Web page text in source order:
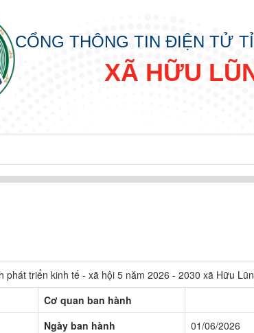
CỔNG THÔNG TIN ĐIỆN TỬ
XÃ HỮU
phát triển kinh tế - xã hội 5 năm 2026 - 2030 xã Hữu
Cơ quan ban hành
Ngày ban hành
01/06/2026